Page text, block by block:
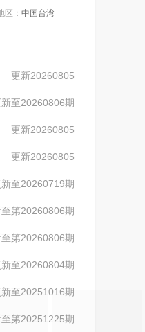
区： 中国台湾
更新20260805
新至20260806期
更新20260805
更新20260805
新至20260719期
至第20260806期
至第20260806期
新至20260804期
新至20251016期
至第20251225期